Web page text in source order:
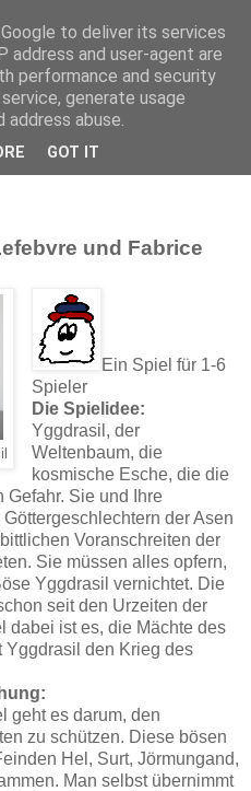
und Fabrice
Ein Spiel für 1-6
Spieler
Die Spielidee:
Yggdrasil, der
Weltenbaum, die
kosmische Esche, die die
Gefahr. Sie und Ihre
der Asen
Voranschreiten der
Sie müssen alles opfern,
Yggdrasil vernichtet. Die
seit den Urzeiten der
dabei ist es, die Mächte des
Yggdrasil den Krieg des
geht es darum, den
zu schützen. Diese bösen
Hel, Surt, Jörmungand,
Man selbst übernimmt
to deliver its services
address and user-agent are
performance and security
generate usage
abuse.
GOT IT